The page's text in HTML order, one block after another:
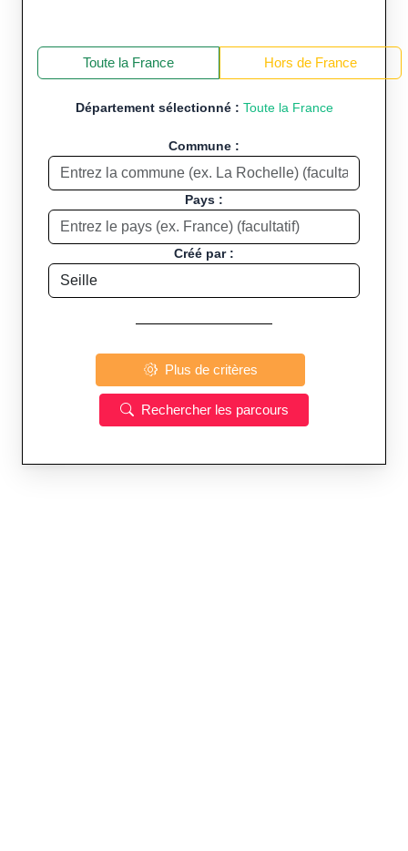
Toute la France Hors de France
Département sélectionné : Toute la France
Commune :
Pays :
Créé par :
Plus de critères
Rechercher les parcours